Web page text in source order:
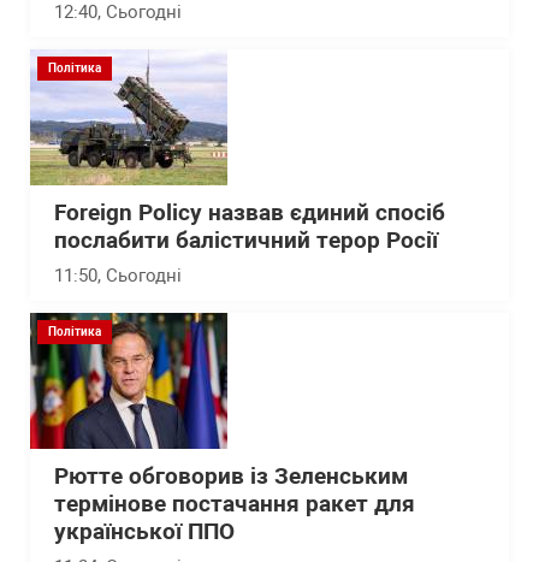
12:40, Сьогодні
Політика
Foreign Policy назвав єдиний спосіб
послабити балістичний терор Росії
11:50, Сьогодні
Політика
Рютте обговорив із Зеленським
термінове постачання ракет для
української ППО